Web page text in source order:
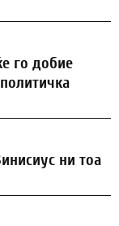
го добие
ни тоа